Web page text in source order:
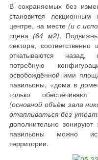
В сохраняемых без
становится
центре, на месте (и с
сцена (64 м2).
сектора,
откатываются назад,
потребную
освобождённой ими
павильоны, «дома в
только обеспечивают
(основной объём зала
отапливаться без
дополнительно
павильоны можно
территории.